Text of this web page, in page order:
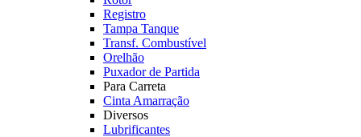
Registro
Tampa Tanque
Transf. Combustível
Orelhão
Puxador de Partida
Para Carreta
Cinta Amarração
Diversos
Lubrificantes